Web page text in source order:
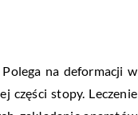
na deformacji w
części stopy. Leczenie